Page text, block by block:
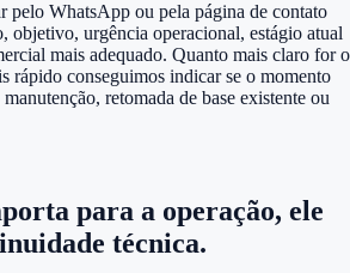
pelo WhatsApp ou pela página de contato
objetivo, urgência operacional, estágio atual
mais adequado. Quanto mais claro for o
rápido conseguimos indicar se o momento
retomada de base existente ou
para a operação, ele
técnica.